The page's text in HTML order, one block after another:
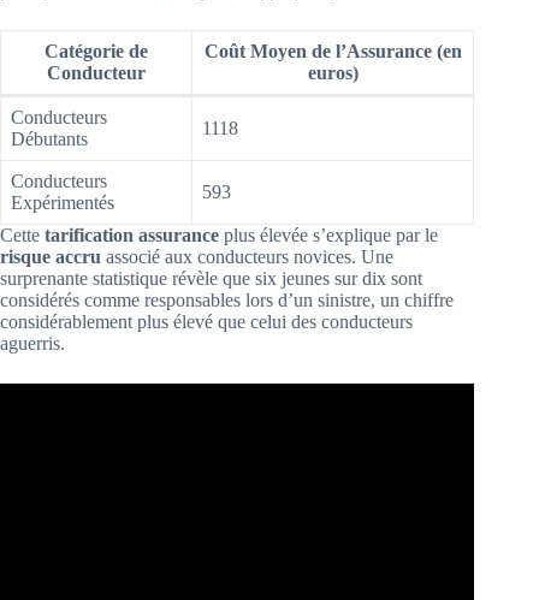
Catégorie de
Conducteur
Coût Moyen de l’Assurance (en
euros)
Conducteurs
Débutants
1118
Conducteurs
Expérimentés
593
Cette tarification assurance plus élevée s’explique par le
risque accru associé aux conducteurs novices. Une
surprenante statistique révèle que six jeunes sur dix sont
considérés comme responsables lors d’un sinistre, un chiffre
considérablement plus élevé que celui des conducteurs
aguerris.